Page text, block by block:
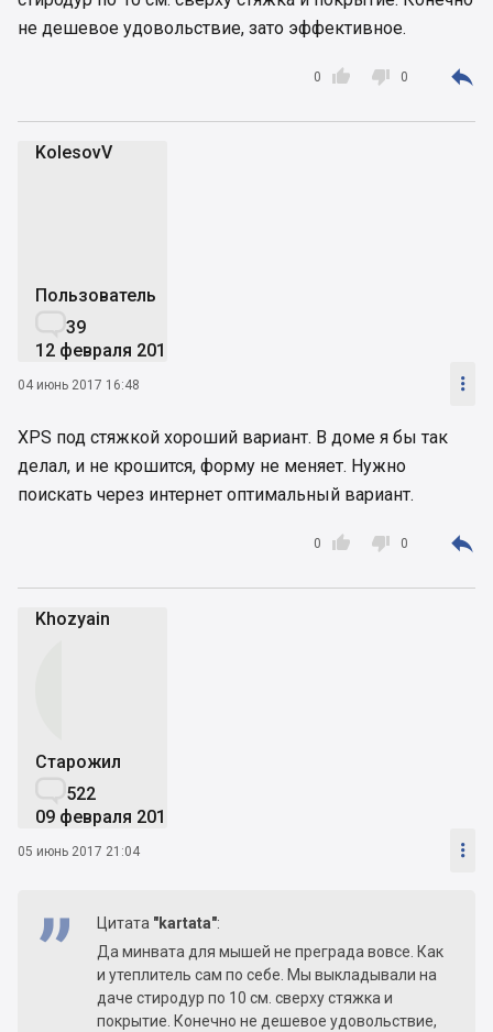
не дешевое удовольствие, зато эффективное.

0  0 
KolesovV
Пользователь
39
12 февраля 2017
04 июнь 2017 16:48 
XPS под стяжкой хороший вариант. В доме я бы так
делал, и не крошится, форму не меняет. Нужно
поискать через интернет оптимальный вариант.

0  0 
Khozyain
Старожил
522
09 февраля 2016
05 июнь 2017 21:04 
Цитата "kartata":
Да минвата для мышей не преграда вовсе. Как
и утеплитель сам по себе. Мы выкладывали на
даче стиродур по 10 см. сверху стяжка и
покрытие. Конечно не дешевое удовольствие,